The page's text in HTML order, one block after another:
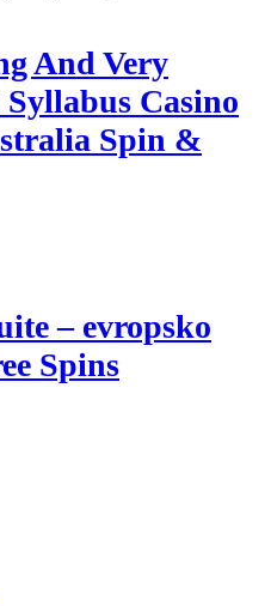
And Very
Casino
Spin &
– evropsko
Spins